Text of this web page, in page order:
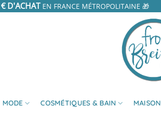
D'ACHATEN FRANCE MÉTROPOLITAINE 🎁
MODE COSMÉTIQUES & BAIN MAISON